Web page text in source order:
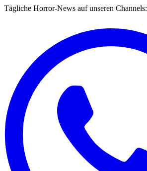
Tägliche Horror-News auf unseren Channels: